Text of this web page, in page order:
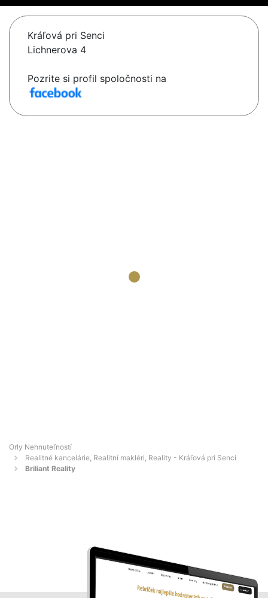
Kráľová pri Senci
Lichnerova 4
Pozrite si profil spoločnosti na
Orly Nehnuteľností
Realitné kancelárie, Realitní makléri, Reality - Kráľová pri Senci
Briliant Reality